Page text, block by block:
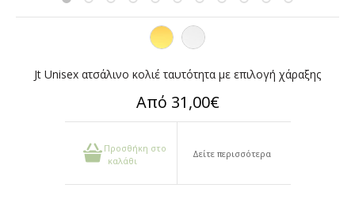
Jt Unisex ατσάλινο κολιέ ταυτότητα με επιλογή χάραξης
Από 31,00€
Προσθήκη στο
καλάθι
Δείτε περισσότερα